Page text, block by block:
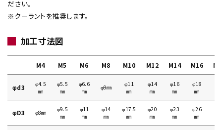
ださい。
※クーラントを推奨します。
加工寸法図
M4 M5 M6 M8 M10 M12 M14 M16
φd3
φ4.5
㎜
φ5.5
㎜
φ6.6
㎜
φ9㎜
φ11
㎜
φ14
㎜
φ16
㎜
φ18
㎜
φD3 φ8㎜
φ9.5
㎜
φ11
㎜
φ14
㎜
φ17.5
㎜
φ20
㎜
φ23
㎜
φ26
㎜